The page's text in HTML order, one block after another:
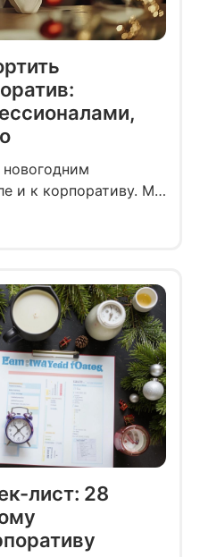
новогодним
и к корпоративу. Мы
лист: 28